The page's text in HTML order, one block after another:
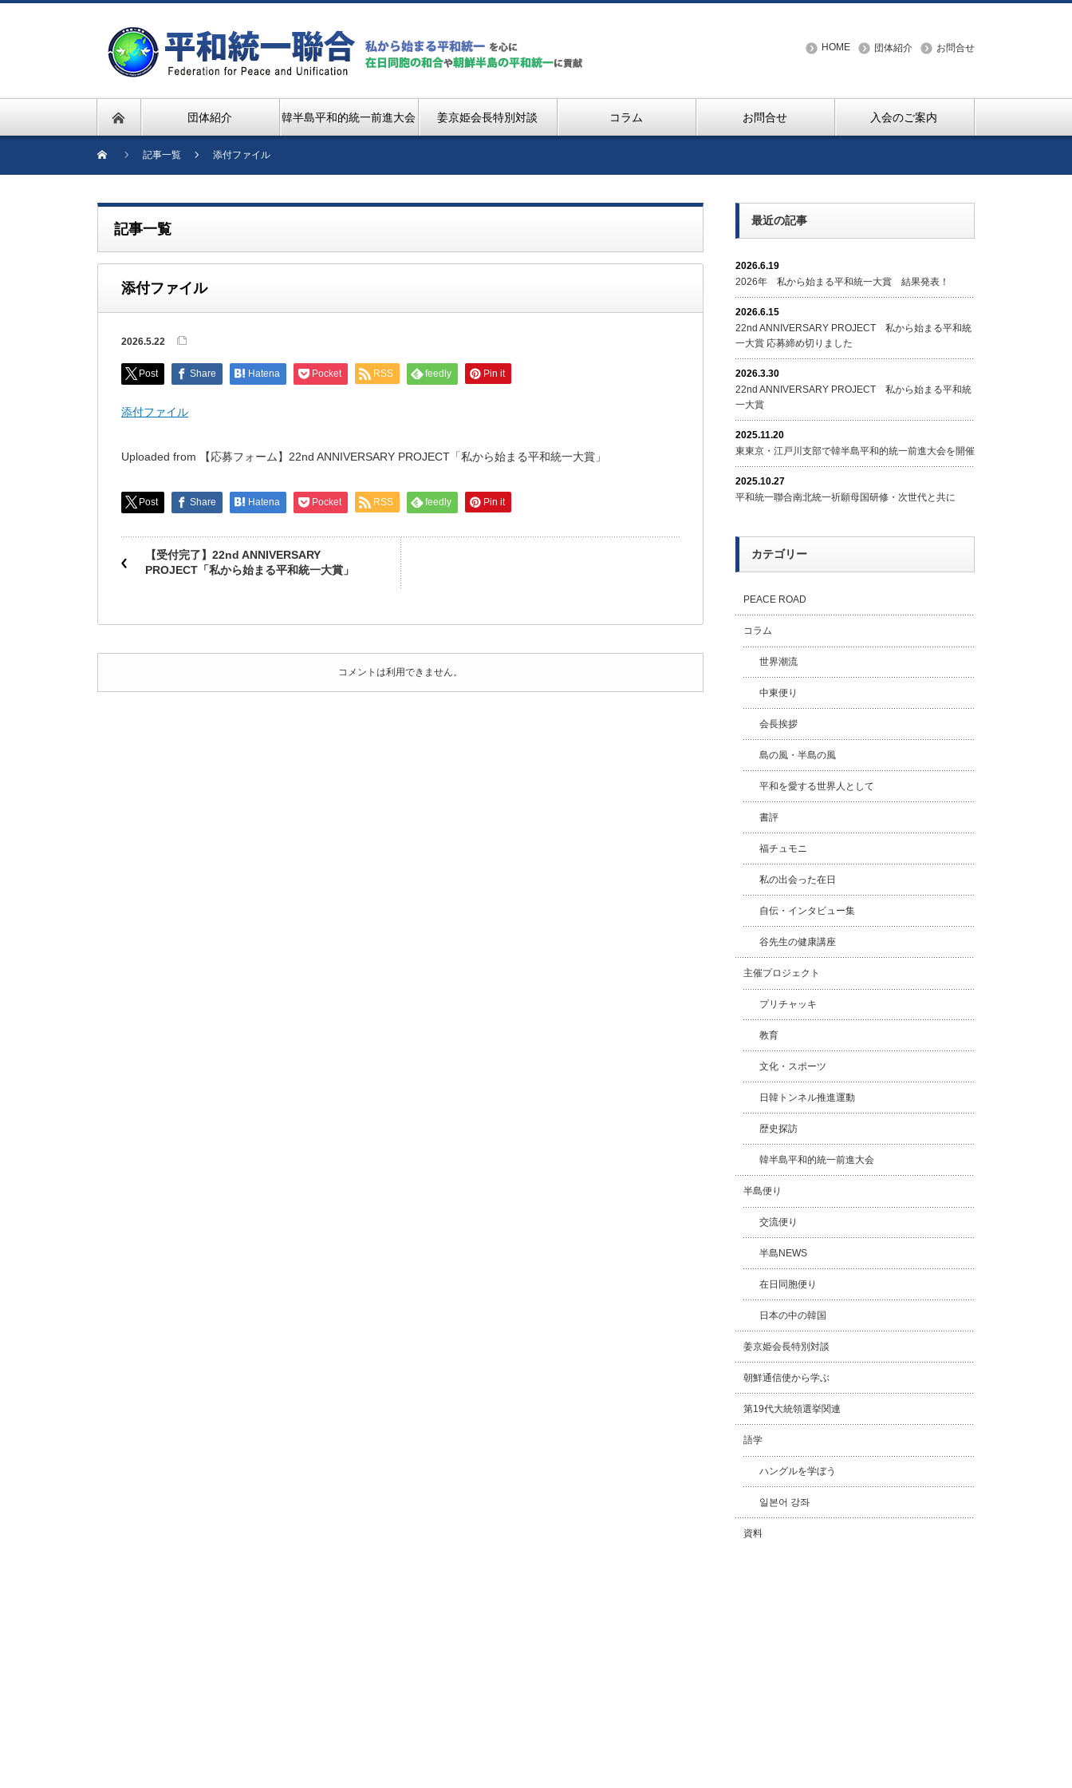
HOME 団体紹介 お問合せ
団体紹介 韓半島平和的統一前進大会 姜京姫会長特別対談 コラム お問合せ 入会のご案内
記事一覧 添付ファイル
記事一覧
添付ファイル
2026.5.22
Post Share Hatena Pocket RSS feedly Pin it
添付ファイル
Uploaded from 【応募フォーム】22nd ANNIVERSARY PROJECT「私から始まる平和統一大賞」
Post Share Hatena Pocket RSS feedly Pin it
【受付完了】22nd ANNIVERSARY
PROJECT「私から始まる平和統一大賞」
コメントは利用できません。
最近の記事
2026.6.19
2026年 私から始まる平和統一大賞 結果発表！
2026.6.15
22nd ANNIVERSARY PROJECT 私から始まる平和統
一大賞 応募締め切りました
2026.3.30
22nd ANNIVERSARY PROJECT 私から始まる平和統
一大賞
2025.11.20
東東京・江戸川支部で韓半島平和的統一前進大会を開催
2025.10.27
平和統一聯合南北統一祈願母国研修・次世代と共に
カテゴリー
PEACE ROAD
コラム
世界潮流
中東便り
会長挨拶
島の風・半島の風
平和を愛する世界人として
書評
福チュモニ
私の出会った在日
自伝・インタビュー集
谷先生の健康講座
主催プロジェクト
プリチャッキ
教育
文化・スポーツ
日韓トンネル推進運動
歴史探訪
韓半島平和的統一前進大会
半島便り
交流便り
半島NEWS
在日同胞便り
日本の中の韓国
姜京姫会長特別対談
朝鮮通信使から学ぶ
第19代大統領選挙関連
語学
ハングルを学ぼう
일본어 강좌
資料